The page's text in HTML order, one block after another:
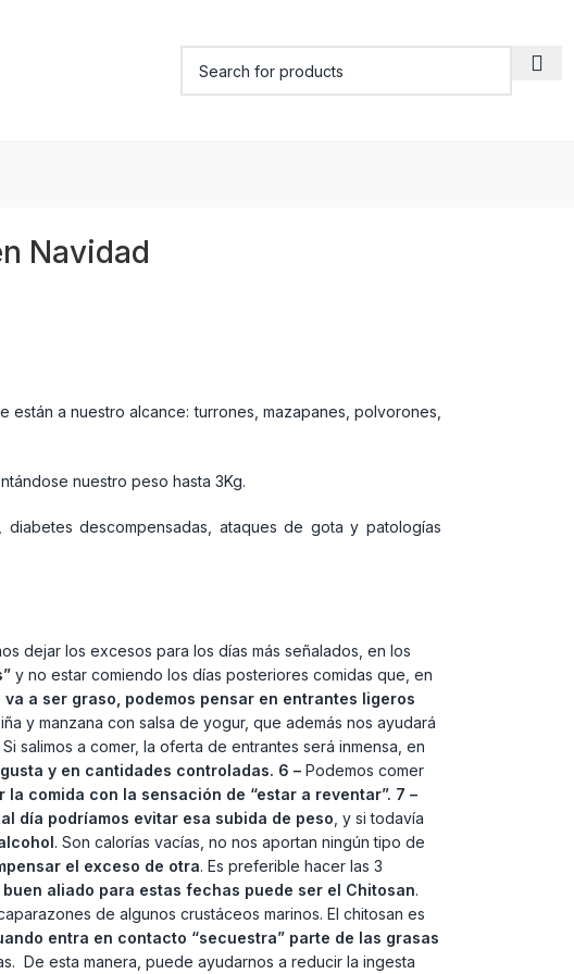
Navidad
a nuestro alcance: turrones, mazapanes, polvorones,
nuestro peso hasta 3Kg.
descompensadas, ataques de gota y patologías
dejar los excesos para los días más señalados, en los
y no estar comiendo los días posteriores comidas que, en
a ser graso, podemos pensar en entrantes ligeros
y manzana con salsa de yogur, que además nos ayudará
Si salimos a comer, la oferta de entrantes será inmensa, en
y en cantidades controladas. 6 – Podemos comer
la comida con la sensación de “estar a reventar”. 7 –
día podríamos evitar esa subida de peso , y si todavía
. Son calorías vacías, no nos aportan ningún tipo de
el exceso de otra. Es preferible hacer las 3
buen aliado para estas fechas puede ser el Chitosan.
de algunos crustáceos marinos. El chitosan es
entra en contacto “secuestra” parte de las grasas
De esta manera, puede ayudarnos a reducir la ingesta